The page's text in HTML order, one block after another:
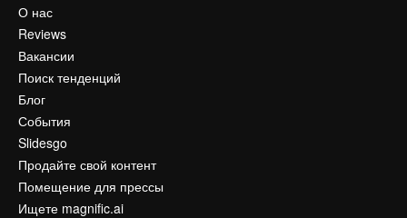
О нас
Reviews
Вакансии
Поиск тенденций
Блог
События
Slidesgo
Продайте свой контент
Помещение для прессы
Ищете magnific.ai